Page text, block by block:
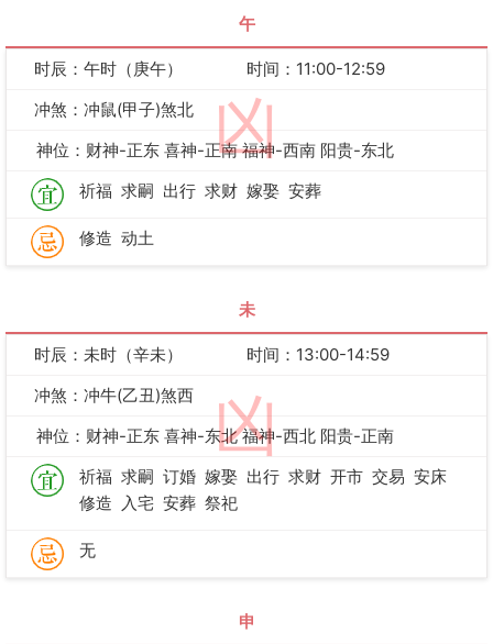
午
凶
时辰：午时（庚午）
时间：11:00-12:59
冲煞：冲鼠(甲子)煞北
神位：财神-正东 喜神-正南 福神-西南 阳贵-东北
祈福 求嗣 出行 求财 嫁娶 安葬
修造 动土
未
凶
时辰：未时（辛未）
时间：13:00-14:59
冲煞：冲牛(乙丑)煞西
神位：财神-正东 喜神-东北 福神-西北 阳贵-正南
祈福 求嗣 订婚 嫁娶 出行 求财 开市 交易 安床
修造
入宅 安葬 祭祀
无
申